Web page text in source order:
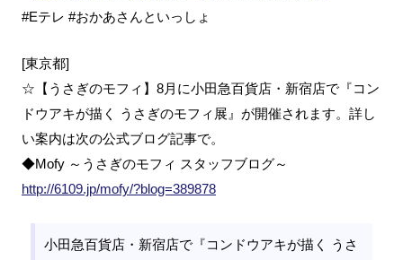
#Eテレ #おかあさんといっしょ
[東京都]
☆【うさぎのモフィ】8月に小田急百貨店・新宿店で『コン
ドウアキが描く うさぎのモフィ展』が開催されます。詳し
い案内は次の公式ブログ記事で。
◆Mofy ～うさぎのモフィ スタッフブログ～
http://6109.jp/mofy/?blog=389878
小田急百貨店・新宿店で『コンドウアキが描く うさ